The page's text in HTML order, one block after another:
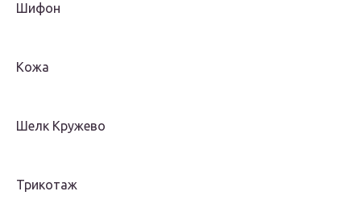
Шифон
Кожа
Шелк Кружево
Трикотаж